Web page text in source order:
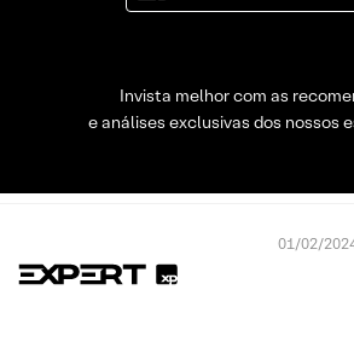
Invista melhor com as
e análises exclusivas dos nossos
01/02/